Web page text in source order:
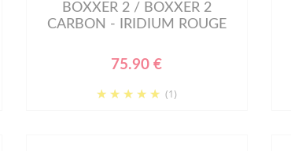
BOXXER 2 / BOXXER 2
CARBON - IRIDIUM ROUGE
75.90 €
(1)